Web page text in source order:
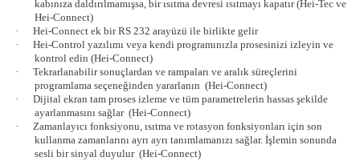
kabınıza daldırılmamışsa, bir ısıtma devresi ısıtmayı kapatır (Hei-Tec ve
Hei-Connect)
·
Hei-Connect ek bir RS 232 arayüzü ile birlikte gelir
·
Hei-Control yazılımı veya kendi programınızla prosesinizi izleyin ve
kontrol edin (Hei-Connect)
·
Tekrarlanabilir sonuçlardan ve rampaları ve aralık süreçlerini
programlama seçeneğinden yararlanın (Hei-Connect)
·
Dijital ekran tam proses izleme ve tüm parametrelerin hassas şekilde
ayarlanmasını sağlar (Hei-Connect)
·
Zamanlayıcı fonksiyonu, ısıtma ve rotasyon fonksiyonları için son
kullanma zamanlarını ayrı ayrı tanımlamanızı sağlar. İşlemin sonunda
sesli bir sinyal duyulur (Hei-Connect)